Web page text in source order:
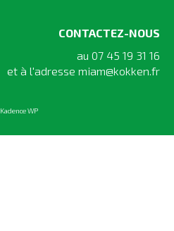
CONTACTEZ-NOUS
au 07 45 19 31 16
et à l'adresse miam@kokken.fr
Kadence WP